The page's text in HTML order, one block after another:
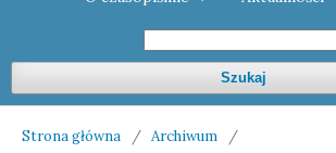
Szukaj
Strona główna / Archiwum
/